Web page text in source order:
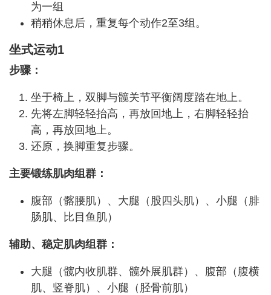
为一组
稍稍休息后，重复每个动作2至3组。
坐式运动1
步骤：
坐于椅上，双脚与髋关节平衡阔度踏在地上。
先将左脚轻轻抬高，再放回地上，右脚轻轻抬
高，再放回地上。
还原，换脚重复步骤。
主要锻练肌肉组群：
腹部（髂腰肌）、大腿（股四头肌）、小腿（腓
肠肌、比目鱼肌）
辅助、稳定肌肉组群：
大腿（髋内收肌群、髋外展肌群）、腹部（腹横
肌、竖脊肌）、小腿（胫骨前肌）